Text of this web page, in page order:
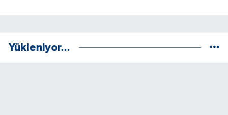
Yükleniyor...